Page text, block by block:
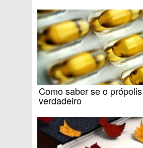
Como saber se o
verdadeiro